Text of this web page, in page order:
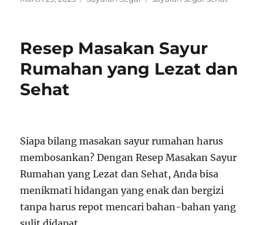
Resep Masakan Sayur
Rumahan yang Lezat dan
Sehat
Siapa bilang masakan sayur rumahan harus
membosankan? Dengan Resep Masakan Sayur
Rumahan yang Lezat dan Sehat, Anda bisa
menikmati hidangan yang enak dan bergizi
tanpa harus repot mencari bahan-bahan yang